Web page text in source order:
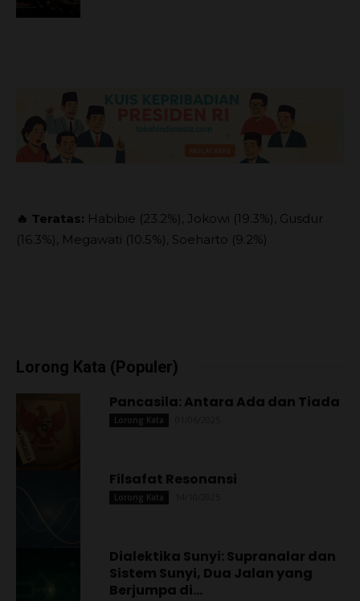
🔥 Teratas: Habibie (23.2%), Jokowi (19.3%), Gusdur
(16.3%), Megawati (10.5%), Soeharto (9.2%)
Lorong Kata (Populer)
Pancasila: Antara Ada dan Tiada
Lorong Kata
Filsafat Resonansi
Lorong Kata
Dialektika Sunyi: Supranalar dan
Sistem Sunyi, Dua Jalan yang
Berjumpa di...